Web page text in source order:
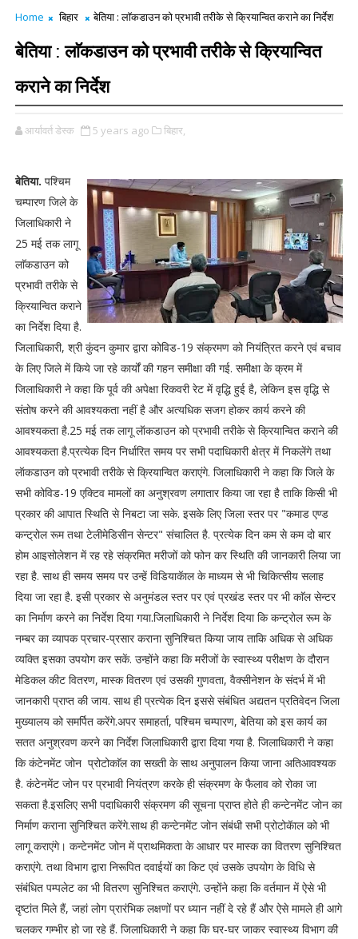
Home बिहार बेतिया : लाॅकडाउन को प्रभावी तरीके से क्रियान्वित कराने का निर्देश
बेतिया : लाॅकडाउन को प्रभावी तरीके से क्रियान्वित
कराने का निर्देश
आर्यावर्त डेस्क 5 years ago बिहार,
बेतिया. पश्चिम
चम्पारण जिले के
जिलाधिकारी ने
25 मई तक लागू
लाॅकडाउन को
प्रभावी तरीके से
क्रियान्वित कराने
का निर्देश दिया है.
जिलाधिकारी, श्री कुंदन कुमार द्वारा कोविड-19 संक्रमण को नियंत्रित करने एवं बचाव
के लिए जिले में किये जा रहे कार्यों की गहन समीक्षा की गई. समीक्षा के क्रम में
जिलाधिकारी ने कहा कि पूर्व की अपेक्षा रिकवरी रेट में वृद्धि हुई है, लेकिन इस वृद्धि से
संतोष करने की आवश्यकता नहीं है और अत्यधिक सजग होकर कार्य करने की
आवश्यकता है.25 मई तक लागू लॅाकडाउन को प्रभावी तरीके से क्रियान्वित कराने की
आवश्यकता है.प्रत्येक दिन निर्धारित समय पर सभी पदाधिकारी क्षेत्र में निकलेंगे तथा
लॅाकडाउन को प्रभावी तरीके से क्रियान्वित कराएंगे. जिलाधिकारी ने कहा कि जिले के
सभी कोविड-19 एक्टिव मामलों का अनुश्रवण लगातार किया जा रहा है ताकि किसी भी
प्रकार की आपात स्थिति से निबटा जा सके. इसके लिए जिला स्तर पर "कमाड एण्ड
कन्ट्रोल रूम तथा टेलीमेडिसीन सेन्टर" संचालित है. प्रत्येक दिन कम से कम दो बार
होम आइसोलेशन में रह रहे संक्रमित मरीजों को फोन कर स्थिति की जानकारी लिया जा
रहा है. साथ ही समय समय पर उन्हें विडियाकॅाल के माध्यम से भी चिकित्सीय सलाह
दिया जा रहा है. इसी प्रकार से अनुमंडल स्तर पर एवं प्रखंड स्तर पर भी काॅल सेन्टर
का निर्माण करने का निर्देश दिया गया.जिलाधिकारी ने निर्देश दिया कि कन्ट्रोल रूम के
नम्बर का व्यापक प्रचार-प्रसार कराना सुनिश्चित किया जाय ताकि अधिक से अधिक
व्यक्ति इसका उपयोग कर सकें. उन्होंने कहा कि मरीजों के स्वास्थ्य परीक्षण के दौरान
मेडिकल कीट वितरण, मास्क वितरण एवं उसकी गुणवता, वैक्सीनेशन के संदर्भ में भी
जानकारी प्राप्त की जाय. साथ ही प्रत्येक दिन इससे संबंधित अद्यतन प्रतिवेदन जिला
मुख्यालय को समर्पित करेंगे.अपर समाहर्ता, पश्चिम चम्पारण, बेतिया को इस कार्य का
सतत अनुश्रवण करने का निर्देश जिलाधिकारी द्वारा दिया गया है. जिलाधिकारी ने कहा
कि कंटेनमेंट जोन प्रोटोकाॅल का सख्ती के साथ अनुपालन किया जाना अतिआवश्यक
है. कंटेनमेंट जोन पर प्रभावी नियंत्रण करके ही संक्रमण के फैलाव को रोका जा
सकता है.इसलिए सभी पदाधिकारी संक्रमण की सूचना प्राप्त होते ही कन्टेनमेंट जोन का
निर्माण कराना सुनिश्चित करेंगे.साथ ही कन्टेनमेंट जोन संबंधी सभी प्रोटोकॅाल को भी
लागू कराएंगे। कन्टेनमेंट जोन में प्राथमिकता के आधार पर मास्क का वितरण सुनिश्चित
कराएंगे. तथा विभाग द्वारा निरूपित दवाईयों का किट एवं उसके उपयोग के विधि से
संबंधित पम्पलेट का भी वितरण सुनिश्चित कराएंगे. उन्होंने कहा कि वर्तमान में ऐसे भी
दृष्टांत मिले हैं, जहां लोग प्रारंभिक लक्षणों पर ध्यान नहीं दे रहे हैं और ऐसे मामले ही आगे
चलकर गम्भीर हो जा रहे हैं. जिलाधिकारी ने कहा कि घर-घर जाकर स्वास्थ्य विभाग की